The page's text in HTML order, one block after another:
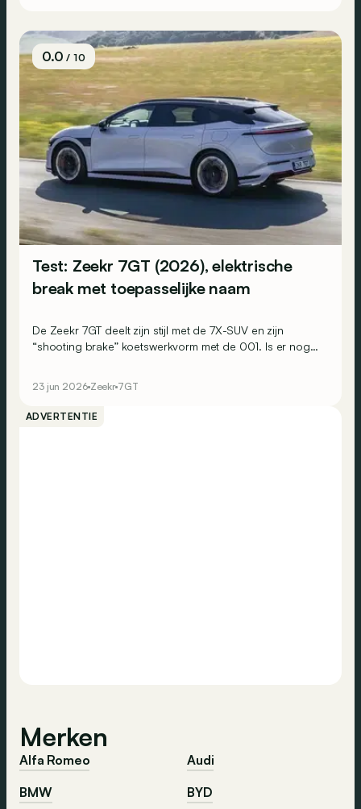
0.0/ 10
Test: Zeekr 7GT (2026), elektrische
break met toepasselijke naam
De Zeekr 7GT deelt zijn stijl met de 7X-SUV en zijn
“shooting brake” koetswerkvorm met de 001. Is er nog
23 jun 2026 Zeekr 7GT
ADVERTENTIE
Merken
Alfa Romeo
Audi
BMW
BYD